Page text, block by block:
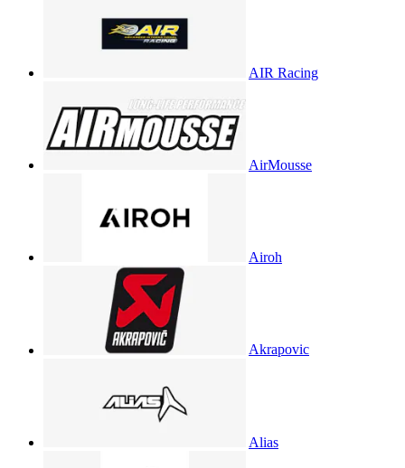
AIR Racing
AirMousse
Airoh
Akrapovic
Alias